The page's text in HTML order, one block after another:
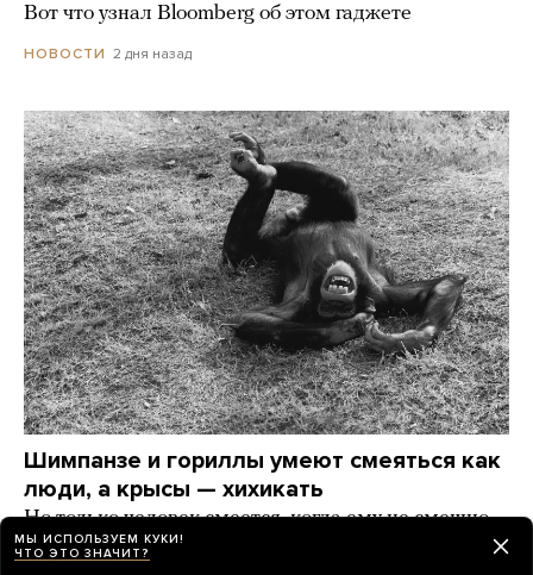
Вот что узнал Bloomberg об этом гаджете
НОВОСТИ 2 дня назад
Шимпанзе и гориллы умеют смеяться как
люди, а крысы — хихикать
Но только человек смеется, когда ему не смешно.
А что еще наука знает о смехе?
МЫ ИСПОЛЬЗУЕМ КУКИ!
ЧТО ЭТО ЗНАЧИТ?